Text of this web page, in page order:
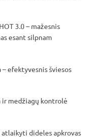
3.0 – mažesnis
esant silpnam
efektyvesnis šviesos
medžiagų kontrolė
dideles apkrovas